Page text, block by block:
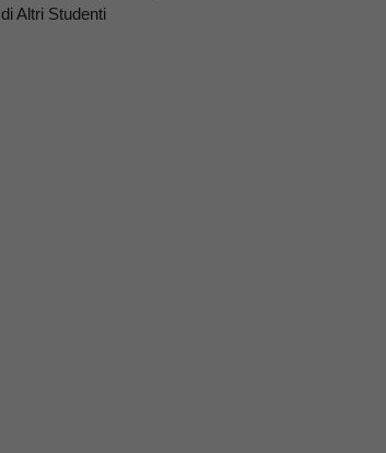
di Altri Studenti